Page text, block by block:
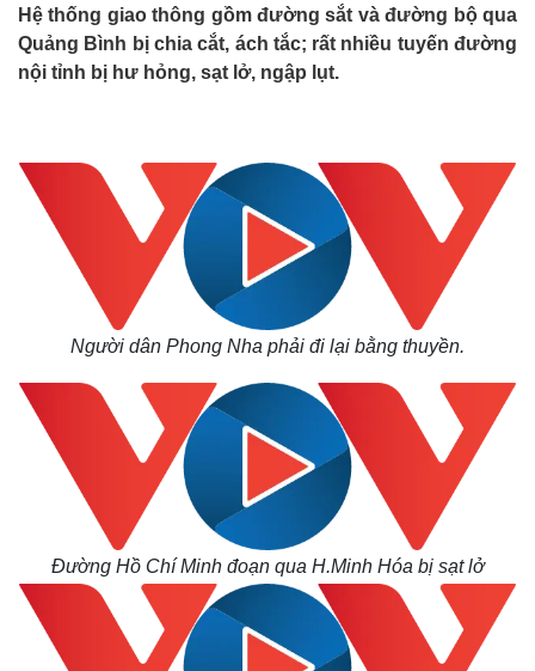
Việc làm
Biển đảo
Thế giới
Quan sát
Cuộc sống đó đây
Hồ sơ
Multimedia
Video
E-Magazine
Hệ thống giao thông gồm đường sắt và đường bộ qua
Quảng Bình bị chia cắt, ách tắc; rất nhiều tuyến đường
nội tỉnh bị hư hỏng, sạt lở, ngập lụt.
Người dân Phong Nha phải đi lại bằng thuyền.
Đường Hồ Chí Minh đoạn qua H.Minh Hóa bị sạt lở